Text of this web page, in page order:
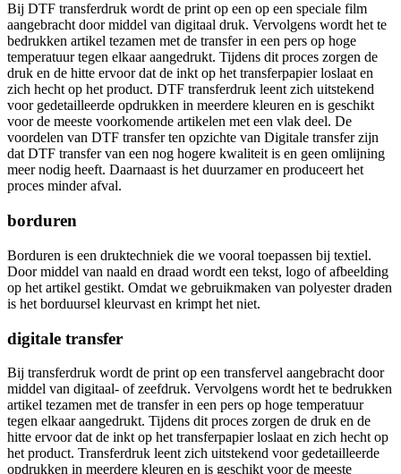
Bij DTF transferdruk wordt de print op een op een speciale film
aangebracht door middel van digitaal druk. Vervolgens wordt het te
bedrukken artikel tezamen met de transfer in een pers op hoge
temperatuur tegen elkaar aangedrukt. Tijdens dit proces zorgen de
druk en de hitte ervoor dat de inkt op het transferpapier loslaat en
zich hecht op het product. DTF transferdruk leent zich uitstekend
voor gedetailleerde opdrukken in meerdere kleuren en is geschikt
voor de meeste voorkomende artikelen met een vlak deel. De
voordelen van DTF transfer ten opzichte van Digitale transfer zijn
dat DTF transfer van een nog hogere kwaliteit is en geen omlijning
meer nodig heeft. Daarnaast is het duurzamer en produceert het
proces minder afval.
borduren
Borduren is een druktechniek die we vooral toepassen bij textiel.
Door middel van naald en draad wordt een tekst, logo of afbeelding
op het artikel gestikt. Omdat we gebruikmaken van polyester draden
is het borduursel kleurvast en krimpt het niet.
digitale transfer
Bij transferdruk wordt de print op een transfervel aangebracht door
middel van digitaal- of zeefdruk. Vervolgens wordt het te bedrukken
artikel tezamen met de transfer in een pers op hoge temperatuur
tegen elkaar aangedrukt. Tijdens dit proces zorgen de druk en de
hitte ervoor dat de inkt op het transferpapier loslaat en zich hecht op
het product. Transferdruk leent zich uitstekend voor gedetailleerde
opdrukken in meerdere kleuren en is geschikt voor de meeste